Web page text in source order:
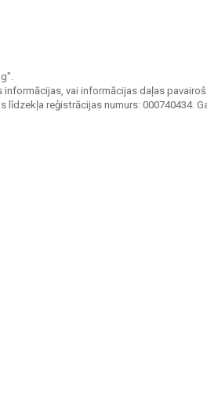
vai informācijas daļas
reģistrācijas numurs: 000740434.